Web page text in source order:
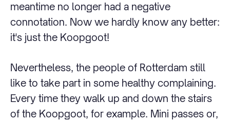
meantime no longer had a negative
connotation. Now we hardly know any better:
it's just the Koopgoot!
Nevertheless, the people of Rotterdam still
like to take part in some healthy complaining.
Every time they walk up and down the stairs
of the Koopgoot, for example. Mini passes or,